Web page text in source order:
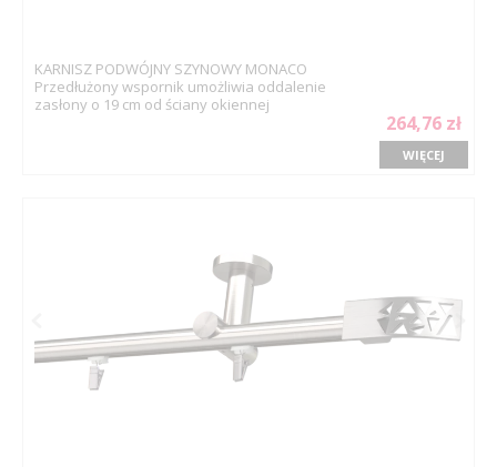
KARNISZ PODWÓJNY SZYNOWY MONACO
Przedłużony wspornik umożliwia oddalenie
zasłony o 19 cm od ściany okiennej
264,76 zł
WIĘCEJ